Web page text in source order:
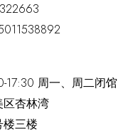
17:30 周一、周二闭馆
杏林湾
三楼